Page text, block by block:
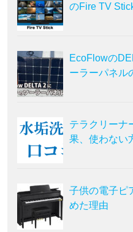
のFire TV
EcoFlowの
ーラーパネル
テラクリーナ
果、使わない
子供の電子ピ
めた理由